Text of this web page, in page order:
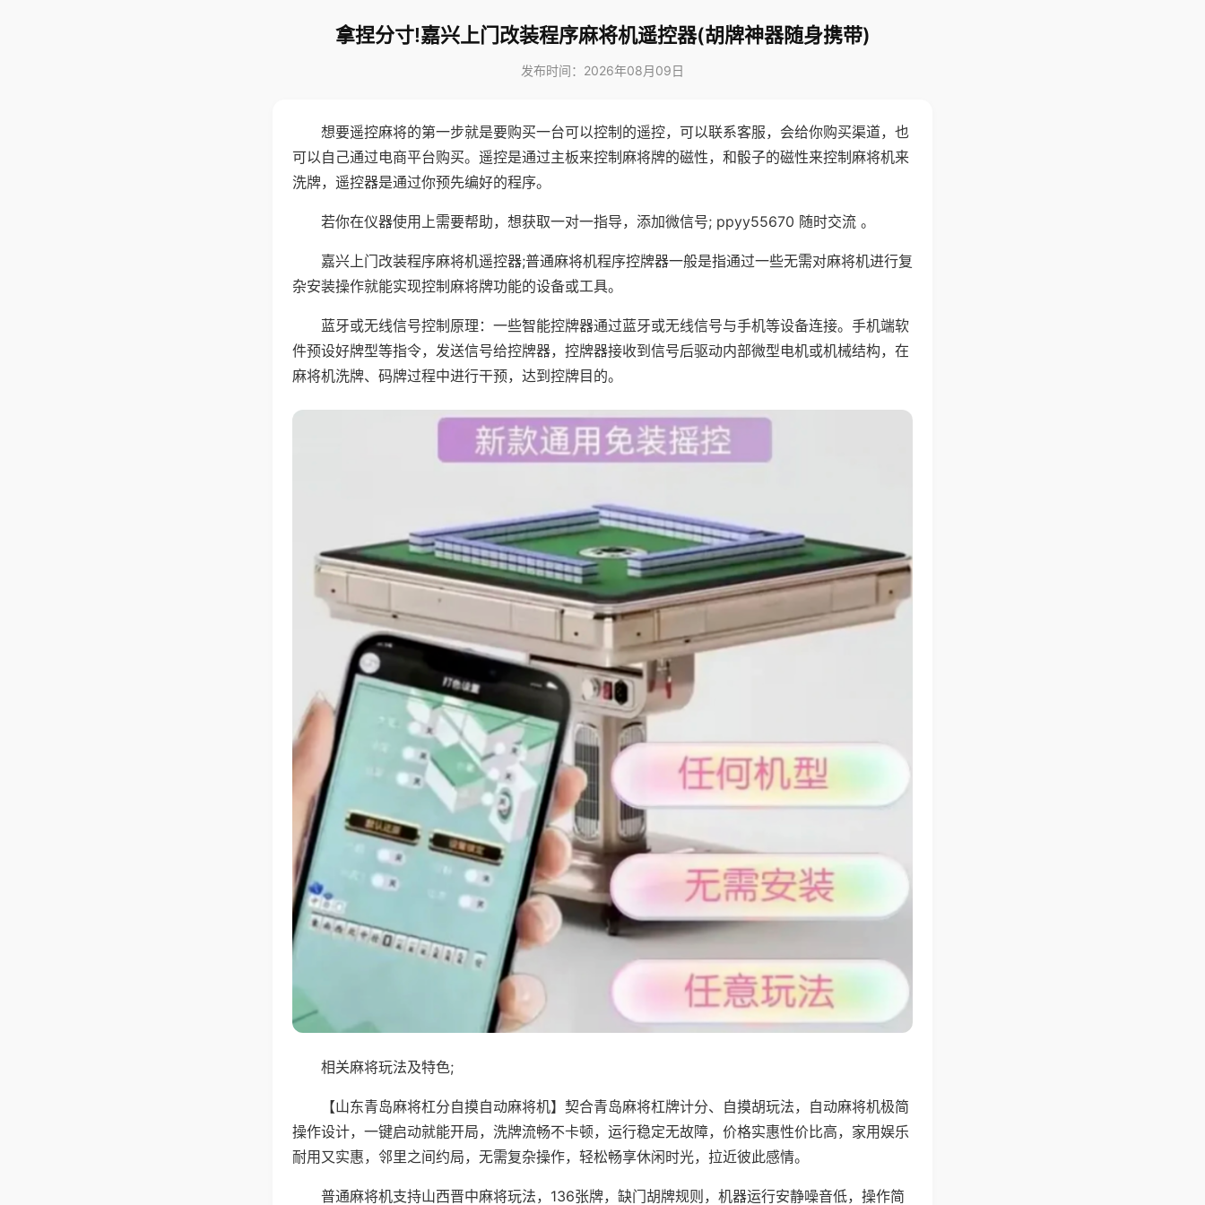
拿捏分寸!嘉兴上门改装程序麻将机遥控器(胡牌神器随身携带)
发布时间：2026年08月09日
想要遥控麻将的第一步就是要购买一台可以控制的遥控，可以联系客服，会给你购买渠道，也
可以自己通过电商平台购买。遥控是通过主板来控制麻将牌的磁性，和骰子的磁性来控制麻将机来
洗牌，遥控器是通过你预先编好的程序。
若你在仪器使用上需要帮助，想获取一对一指导，添加微信号; ppyy55670 随时交流 。
嘉兴上门改装程序麻将机遥控器;普通麻将机程序控牌器一般是指通过一些无需对麻将机进行复
杂安装操作就能实现控制麻将牌功能的设备或工具。
蓝牙或无线信号控制原理：一些智能控牌器通过蓝牙或无线信号与手机等设备连接。手机端软
件预设好牌型等指令，发送信号给控牌器，控牌器接收到信号后驱动内部微型电机或机械结构，在
麻将机洗牌、码牌过程中进行干预，达到控牌目的。
相关麻将玩法及特色;
【山东青岛麻将杠分自摸自动麻将机】契合青岛麻将杠牌计分、自摸胡玩法，自动麻将机极简
操作设计，一键启动就能开局，洗牌流畅不卡顿，运行稳定无故障，价格实惠性价比高，家用娱乐
耐用又实惠，邻里之间约局，无需复杂操作，轻松畅享休闲时光，拉近彼此感情。
普通麻将机支持山西晋中麻将玩法，136张牌，缺门胡牌规则，机器运行安静噪音低，操作简